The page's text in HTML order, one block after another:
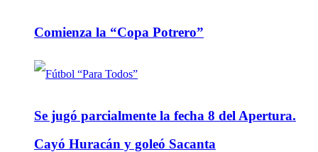
Comienza la “Copa Potrero”
Se jugó parcialmente la fecha 8 del Apertura.
Cayó Huracán y goleó Sacanta